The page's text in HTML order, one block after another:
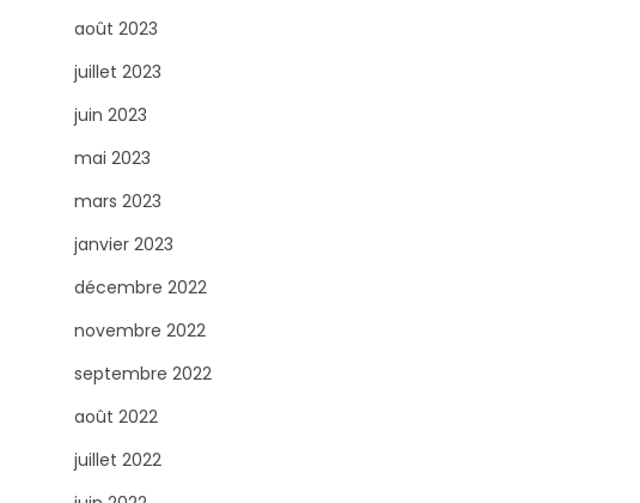
août 2023
juillet 2023
juin 2023
mai 2023
mars 2023
janvier 2023
décembre 2022
novembre 2022
septembre 2022
août 2022
juillet 2022